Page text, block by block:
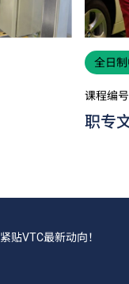
全日
课程编
职专
贴VTC最新动向！